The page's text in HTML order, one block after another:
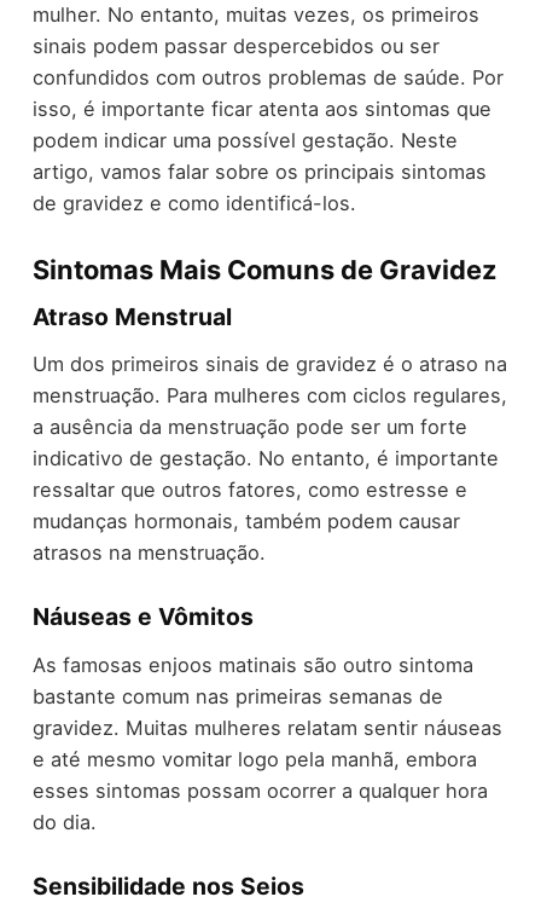
mulher. No entanto, muitas vezes, os primeiros
sinais podem passar despercebidos ou ser
confundidos com outros problemas de saúde. Por
isso, é importante ficar atenta aos sintomas que
podem indicar uma possível gestação. Neste
artigo, vamos falar sobre os principais sintomas
de gravidez e como identificá-los.
Sintomas Mais Comuns de Gravidez
Atraso Menstrual
Um dos primeiros sinais de gravidez é o atraso na
menstruação. Para mulheres com ciclos regulares,
a ausência da menstruação pode ser um forte
indicativo de gestação. No entanto, é importante
ressaltar que outros fatores, como estresse e
mudanças hormonais, também podem causar
atrasos na menstruação.
Náuseas e Vômitos
As famosas enjoos matinais são outro sintoma
bastante comum nas primeiras semanas de
gravidez. Muitas mulheres relatam sentir náuseas
e até mesmo vomitar logo pela manhã, embora
esses sintomas possam ocorrer a qualquer hora
do dia.
Sensibilidade nos Seios